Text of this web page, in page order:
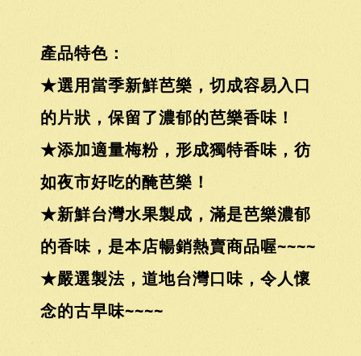
產品特色：
★選用當季新鮮芭樂，切成容易入口
的片狀，保留了濃郁的芭樂香味！
★添加適量梅粉，形成獨特香味，彷
如夜市好吃的醃芭樂！
★新鮮台灣水果製成，滿是芭樂濃郁
的香味，是本店暢銷熱賣商品喔~~~~
★嚴選製法，道地台灣口味，令人懷
念的古早味~~~~